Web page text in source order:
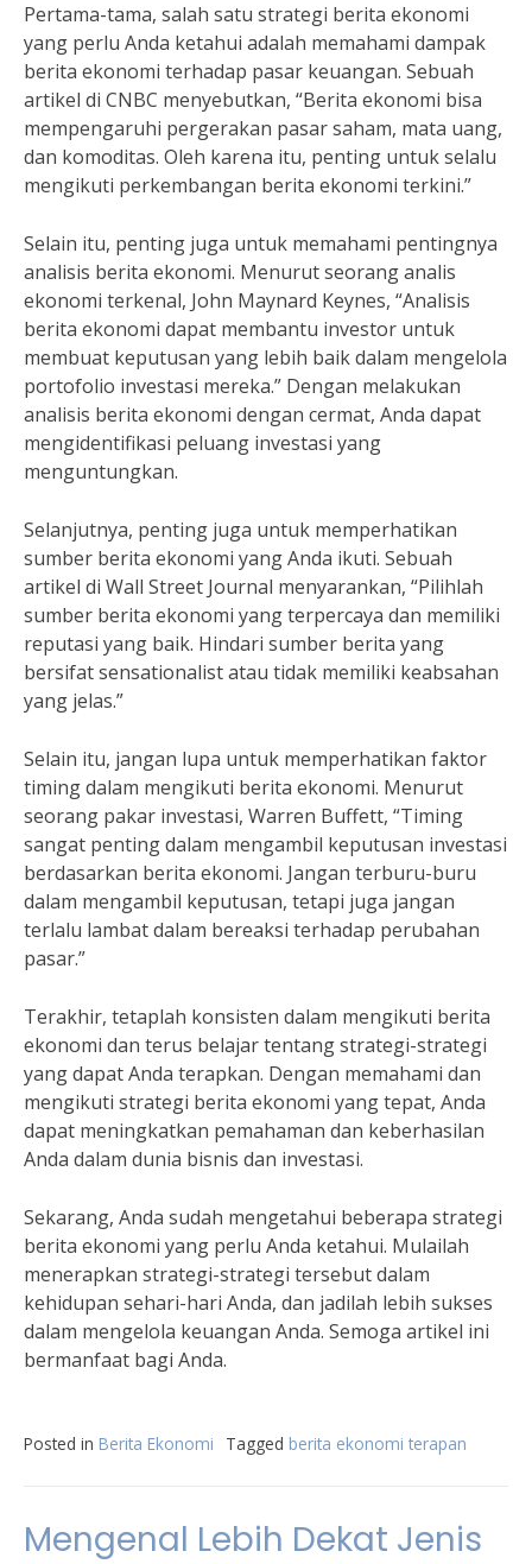
Pertama-tama, salah satu strategi berita ekonomi
yang perlu Anda ketahui adalah memahami dampak
berita ekonomi terhadap pasar keuangan. Sebuah
artikel di CNBC menyebutkan, “Berita ekonomi bisa
mempengaruhi pergerakan pasar saham, mata uang,
dan komoditas. Oleh karena itu, penting untuk selalu
mengikuti perkembangan berita ekonomi terkini.”
Selain itu, penting juga untuk memahami pentingnya
analisis berita ekonomi. Menurut seorang analis
ekonomi terkenal, John Maynard Keynes, “Analisis
berita ekonomi dapat membantu investor untuk
membuat keputusan yang lebih baik dalam mengelola
portofolio investasi mereka.” Dengan melakukan
analisis berita ekonomi dengan cermat, Anda dapat
mengidentifikasi peluang investasi yang
menguntungkan.
Selanjutnya, penting juga untuk memperhatikan
sumber berita ekonomi yang Anda ikuti. Sebuah
artikel di Wall Street Journal menyarankan, “Pilihlah
sumber berita ekonomi yang terpercaya dan memiliki
reputasi yang baik. Hindari sumber berita yang
bersifat sensationalist atau tidak memiliki keabsahan
yang jelas.”
Selain itu, jangan lupa untuk memperhatikan faktor
timing dalam mengikuti berita ekonomi. Menurut
seorang pakar investasi, Warren Buffett, “Timing
sangat penting dalam mengambil keputusan investasi
berdasarkan berita ekonomi. Jangan terburu-buru
dalam mengambil keputusan, tetapi juga jangan
terlalu lambat dalam bereaksi terhadap perubahan
pasar.”
Terakhir, tetaplah konsisten dalam mengikuti berita
ekonomi dan terus belajar tentang strategi-strategi
yang dapat Anda terapkan. Dengan memahami dan
mengikuti strategi berita ekonomi yang tepat, Anda
dapat meningkatkan pemahaman dan keberhasilan
Anda dalam dunia bisnis dan investasi.
Sekarang, Anda sudah mengetahui beberapa strategi
berita ekonomi yang perlu Anda ketahui. Mulailah
menerapkan strategi-strategi tersebut dalam
kehidupan sehari-hari Anda, dan jadilah lebih sukses
dalam mengelola keuangan Anda. Semoga artikel ini
bermanfaat bagi Anda.
Posted in Berita Ekonomi Tagged berita ekonomi terapan
Mengenal Lebih Dekat Jenis